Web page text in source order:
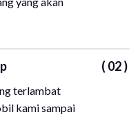
terlambat
kami sampai
( 02 )